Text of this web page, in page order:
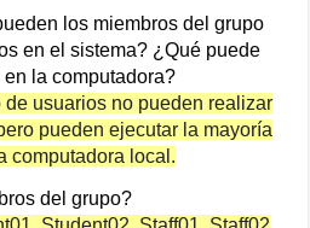
los miembros del grupo
en el sistema? ¿Qué puede
la computadora?
de usuarios no pueden realizar
pueden ejecutar la mayoría
computadora local.
del grupo?